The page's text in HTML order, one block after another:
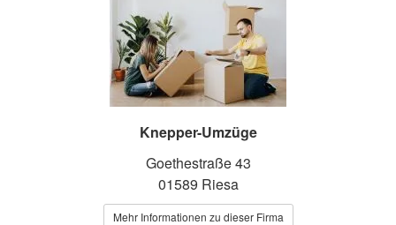
Knepper-Umzüge
Goethestraße 43
01589 Riesa
Mehr Informationen zu dieser Firma